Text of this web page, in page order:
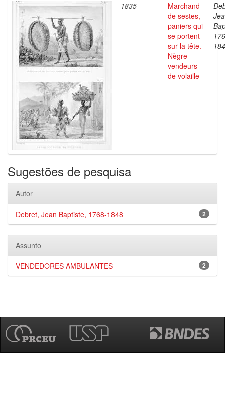
1835
Marchand
de sestes,
paniers qui
se portent
sur la tête.
Nègre
vendeurs
de volaille
Sugestões de pesquisa
Autor
2
Debret, Jean Baptiste, 1768-1848
Assunto
2
VENDEDORES AMBULANTES